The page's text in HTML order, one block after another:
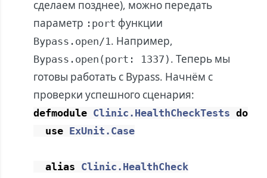
сделаем позднее), можно передать
параметр :port функции
Bypass.open/1. Например,
Bypass.open(port: 1337) . Теперь мы
готовы работать с Bypass. Начнём с
проверки успешного сценария:
defmodule Clinic.HealthCheckTests do
use ExUnit.Case
alias Clinic.HealthCheck